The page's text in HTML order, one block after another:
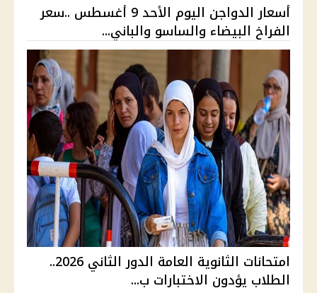
أسعار الدواجن اليوم الأحد 9 أغسطس ..سعر
الفراخ البيضاء والساسو والباني...
امتحانات الثانوية العامة الدور الثاني 2026..
الطلاب يؤدون الاختبارات ب...